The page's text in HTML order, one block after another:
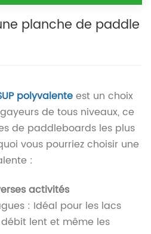
planche de paddle
polyvalenteest un choix
de tous niveaux, ce
de paddleboards les plus
vous pourriez choisir une
:
activités
: Idéal pour les lacs
lent et même les